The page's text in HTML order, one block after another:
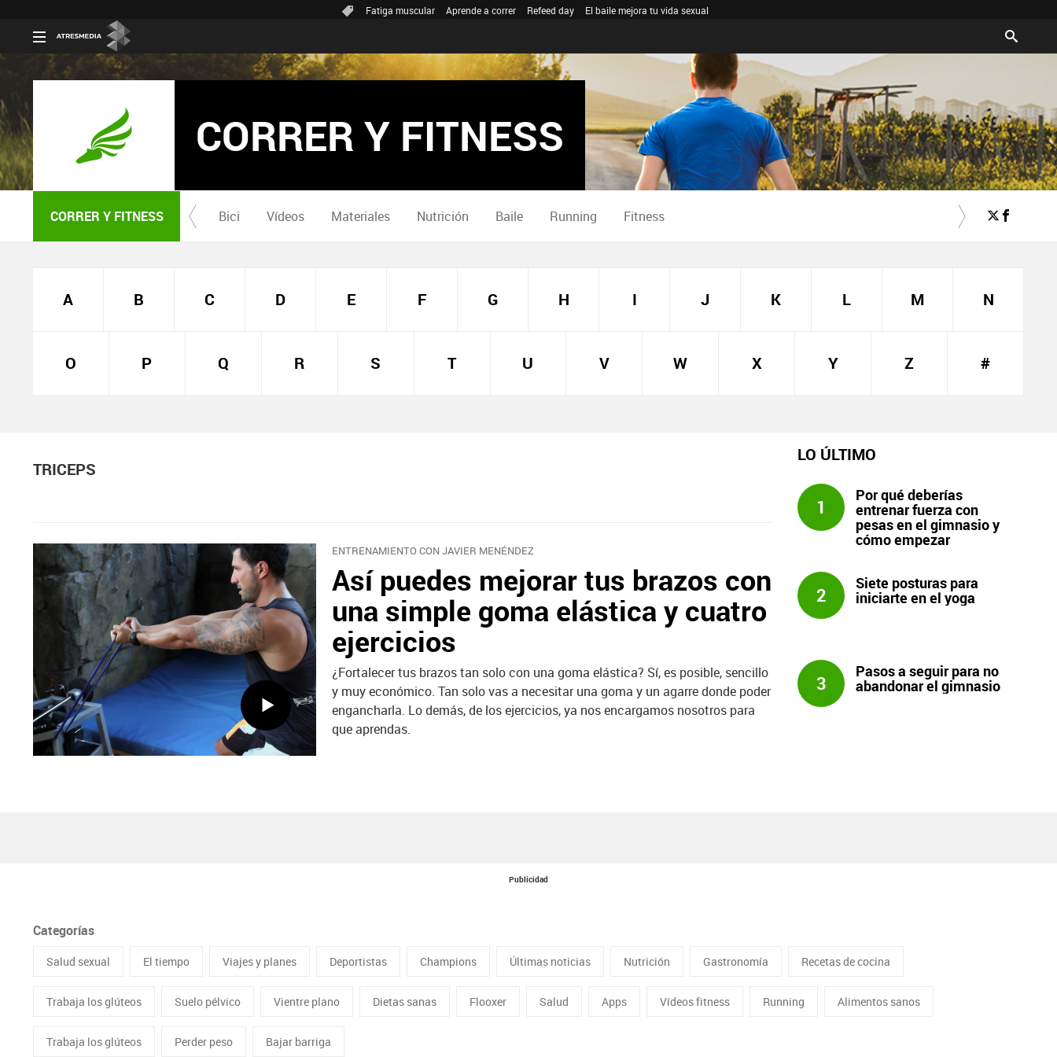
Fatiga muscular Aprende a correr Refeed day El baile mejora tu vida sexual
CORRER Y FITNESS
CORRER Y FITNESS Bici Vídeos Materiales Nutrición Baile Running Fitness
A B C D E F G H I J K L M N
O P Q R S T U V W X Y Z #
TRICEPS
ENTRENAMIENTO CON JAVIER MENÉNDEZ
Así puedes mejorar tus brazos con
una simple goma elástica y cuatro
ejercicios
¿Fortalecer tus brazos tan solo con una goma elástica? Sí, es posible, sencillo
y muy económico. Tan solo vas a necesitar una goma y un agarre donde poder
engancharla. Lo demás, de los ejercicios, ya nos encargamos nosotros para
que aprendas.
LO ÚLTIMO
1
Por qué deberías
entrenar fuerza con
pesas en el gimnasio y
cómo empezar
2
Siete posturas para
iniciarte en el yoga
3
Pasos a seguir para no
abandonar el gimnasio
Publicidad
Categorías
Salud sexual El tiempo Viajes y planes Deportistas Champions Últimas noticias Nutrición Gastronomía Recetas de cocina
Trabaja los glúteos Suelo pélvico Vientre plano Dietas sanas Flooxer Salud Apps Vídeos fitness Running Alimentos sanos
Trabaja los glúteos Perder peso Bajar barriga